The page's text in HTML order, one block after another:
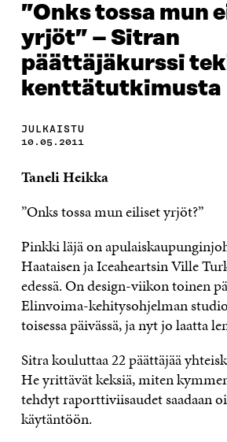
”Onks tossa mun
yrjöt” – Sitran
päättäjäkurssi
kenttätutkimusta
JULKAISTU
10.05.2011
Taneli Heikka
”Onks tossa mun eiliset yrjöt?”
Pinkki läjä on
Haataisen ja Iceaheartsin Ville
edessä. On design-viikon toinen
Elinvoima-kehitysohjelman
toisessa päivässä, ja nyt jo laatta
Sitra kouluttaa 22 päättäjää
He yrittävät keksiä, miten
tehdyt raporttiviisaudet saadaan
käytäntöön.